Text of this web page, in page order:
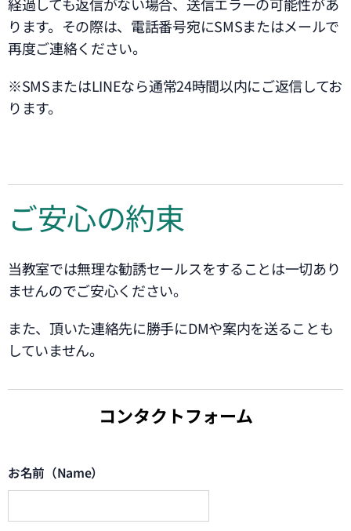
ります。その際は、電話番号宛にSMSまたはメールで
再度ご連絡ください。
※SMSまたはLINEなら通常24時間以内にご返信してお
ります。
ご安心の約束
当教室では無理な勧誘セールスをすることは一切あり
ませんのでご安心ください。
また、頂いた連絡先に勝手にDMや案内を送ることも
していません。
コンタクトフォーム
お名前（Name）